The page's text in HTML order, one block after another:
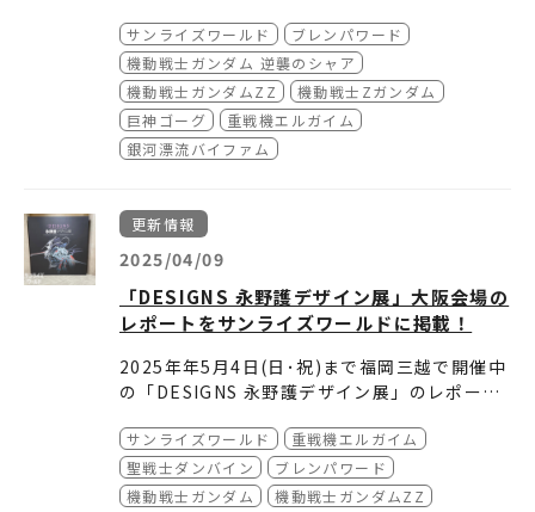
どうぞご確認ください。
サンライズワールド
ブレンパワード
機動戦士ガンダム 逆襲のシャア
機動戦士ガンダムZZ
機動戦士Zガンダム
巨神ゴーグ
重戦機エルガイム
銀河漂流バイファム
更新情報
2025/04/09
「DESIGNS 永野護デザイン展」大阪会場の
レポートをサンライズワールドに掲載！
2025年年5月4日(日･祝) まで福岡三越で開催中
の「DESIGNS 永野護デザイン展」のレポート
どうぞご確認ください。
サンライズワールド
重戦機エルガイム
聖戦士ダンバイン
ブレンパワード
機動戦士ガンダム
機動戦士ガンダムZZ